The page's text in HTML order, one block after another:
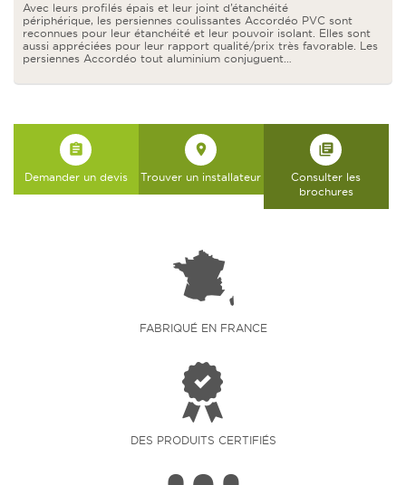
Avec leurs profilés épais et leur joint d’étanchéité
périphérique, les persiennes coulissantes Accordéo PVC sont
reconnues pour leur étanchéité et leur pouvoir isolant. Elles sont
aussi appréciées pour leur rapport qualité/prix très favorable. Les
persiennes Accordéo tout aluminium conjuguent…
assignment
Demander un devis
place
Trouver un installateur
library_books
Consulter les
brochures
FABRIQUÉ EN FRANCE
DES PRODUITS CERTIFIÉS